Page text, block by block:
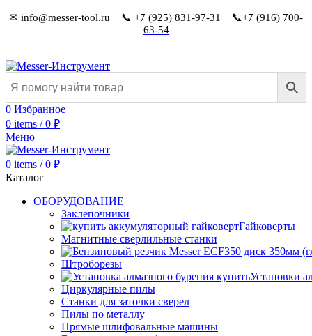
✉ info@messer-tool.ru 📞 +7 (925) 831-97-31
📞+7 (916) 700-
63-54
0 Избранное
0 items / 0 ₽
Меню
0 items / 0 ₽
Каталог
ОБОРУДОВАНИЕ
Заклепочники
Гайковерты
Магнитные сверлильные станки
Штроборезы
Установки
Циркулярные пилы
Станки для заточки сверел
Пилы по металлу
Прямые шлифовальные машины